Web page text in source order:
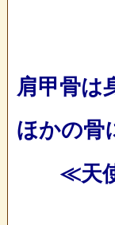
肩甲骨は
ほかの骨
≪天使